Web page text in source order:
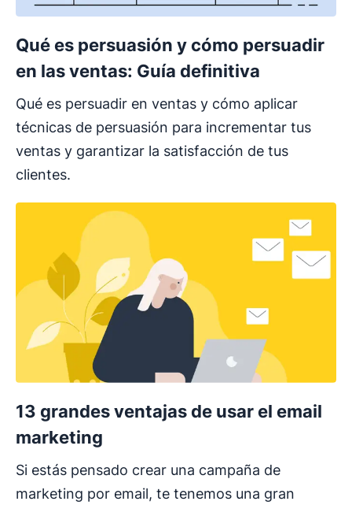
Qué es persuasión y cómo persuadir
en las ventas: Guía definitiva
Qué es persuadir en ventas y cómo aplicar
técnicas de persuasión para incrementar tus
ventas y garantizar la satisfacción de tus
clientes.
13 grandes ventajas de usar el email
marketing
Si estás pensado crear una campaña de
marketing por email, te tenemos una gran